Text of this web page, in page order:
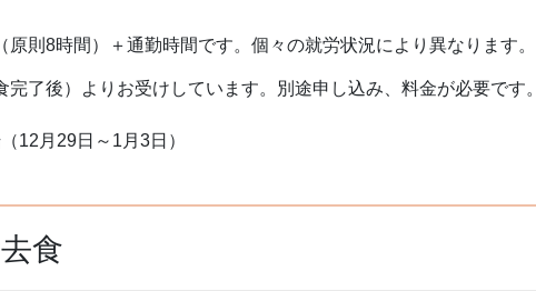
則8時間）＋通勤時間です。個々の就労状況により異なります。
了後）よりお受けしています。別途申し込み、料金が必要です。
12月29日～1月3日）
食